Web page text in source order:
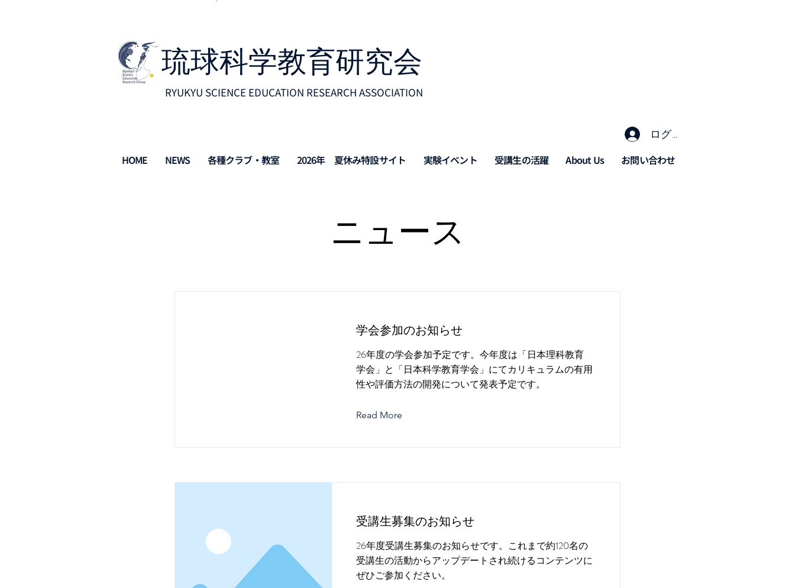
​琉球科学教育研究会
RYUKYU SCIENCE EDUCATION RESEARCH ASSOCIATION
HOME NEWS 各種クラブ・教室 2026年 夏休み特設サイト 実験イベント 受講生の活躍 About Us お問い合わせ
ニュース
学会参加のお知らせ
26年度の学会参加予定です。今年度は「日本理科教育
学会」と「日本科学教育学会」にてカリキュラムの有用
性や評価方法の開発について発表予定です。
Read More
受講生募集のお知らせ
26年度受講生募集のお知らせです。これまで約120名の
受講生の活動からアップデートされ続けるコンテンツに
ぜひご参加ください。
ログイン